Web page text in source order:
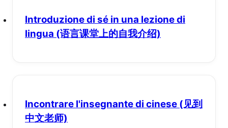
Introduzione di sé in una lezione di
lingua (语言课堂上的自我介绍)
Incontrare l'insegnante di cinese (见到
中文老师)